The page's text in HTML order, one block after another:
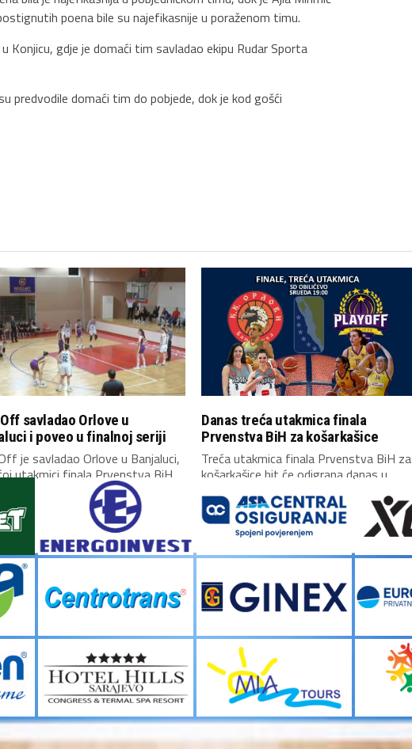
poena bile su najefikasnije u poraženom timu.
Konjicu, gdje je domaći tim savladao ekipu Rudar Sporta
predvodile domaći tim do pobjede, dok je kod gošći
savladao Orlove u
i poveo u finalnoj seriji
je savladao Orlove u Banjaluci,
utakmici finala Prvenstva BiH
Danas treća utakmica finala
Prvenstva BiH za košarkašice
Treća utakmica finala Prvenstva BiH za
košarkašice bit će odigrana danas u